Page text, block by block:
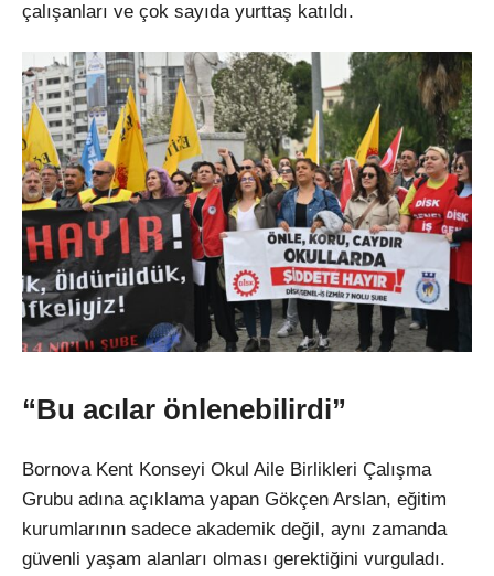
çalışanları ve çok sayıda yurttaş katıldı.
“Bu acılar önlenebilirdi”
Bornova Kent Konseyi Okul Aile Birlikleri Çalışma
Grubu adına açıklama yapan Gökçen Arslan, eğitim
kurumlarının sadece akademik değil, aynı zamanda
güvenli yaşam alanları olması gerektiğini vurguladı.